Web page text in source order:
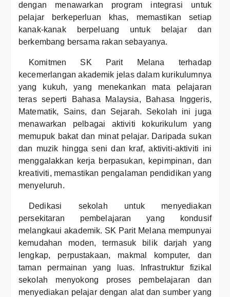
dengan menawarkan program integrasi untuk
pelajar berkeperluan khas, memastikan setiap
kanak-kanak berpeluang untuk belajar dan
berkembang bersama rakan sebayanya.
Komitmen SK Parit Melana terhadap
kecemerlangan akademik jelas dalam kurikulumnya
yang kukuh, yang menekankan mata pelajaran
teras seperti Bahasa Malaysia, Bahasa Inggeris,
Matematik, Sains, dan Sejarah. Sekolah ini juga
menawarkan pelbagai aktiviti kokurikulum yang
memupuk bakat dan minat pelajar. Daripada sukan
dan muzik hingga seni dan kraf, aktiviti-aktiviti ini
menggalakkan kerja berpasukan, kepimpinan, dan
kreativiti, memastikan pengalaman pendidikan yang
menyeluruh.
Dedikasi sekolah untuk menyediakan
persekitaran pembelajaran yang kondusif
melangkaui akademik. SK Parit Melana mempunyai
kemudahan moden, termasuk bilik darjah yang
lengkap, perpustakaan, makmal komputer, dan
taman permainan yang luas. Infrastruktur fizikal
sekolah menyokong proses pembelajaran dan
menyediakan pelajar dengan alat dan sumber yang